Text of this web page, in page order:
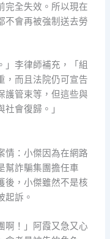
完全失效。所以現在
不會再被強制送去勞
」李律師補充，「組
，而且法院仍可宣告
護管束等，但這些與
社會復歸。」
情：小傑因為在網路
幫詐騙集團擔任車
後，小傑雖然不是核
起訴。
啊！」阿霞又急又心